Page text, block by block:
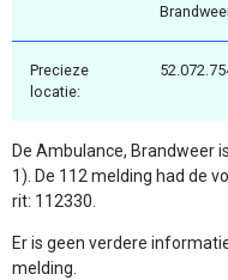
Precieze
locatie:
De Ambulance, Brandweer
1). De 112 melding had de
rit: 112330.
Er is geen verdere
melding.